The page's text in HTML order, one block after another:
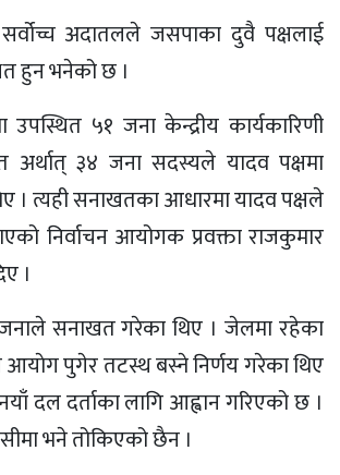
अदातलले जसपाका दुवै पक्षलाई
हुन भनेको छ ।
५१ जना केन्द्रीय कार्यकारिणी
अर्थात् ३४ जना सदस्यले यादव पक्षमा
। त्यही सनाखतका आधारमा यादव पक्षले
निर्वाचन आयोगक प्रवक्ता राजकुमार
।
सनाखत गरेका थिए । जेलमा रहेका
पुगेर तटस्थ बस्ने निर्णय गरेका थिए
दल दर्ताका लागि आह्वान गरिएको छ ।
भने तोकिएको छैन ।